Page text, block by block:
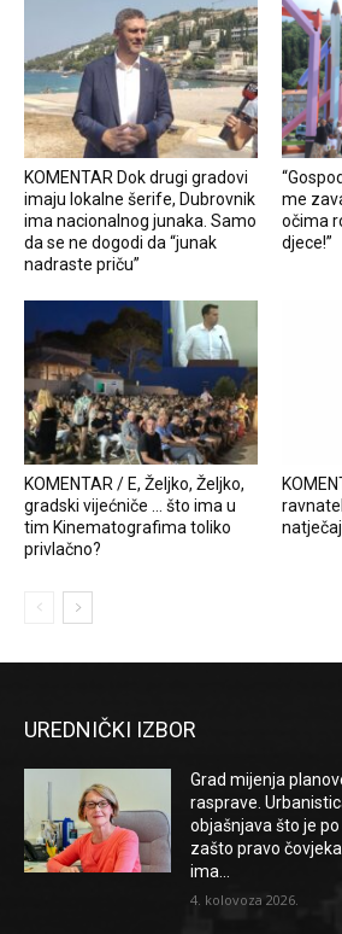
KOMENTAR Dok drugi gradovi
imaju lokalne šerife, Dubrovnik
ima nacionalnog junaka. Samo
da se ne dogodi da “junak
nadraste priču”
me
očima
djece!”
KOMENTAR / E, Željko, Željko,
gradski vijećniče … što ima u
tim Kinematografima toliko
privlačno?
UREDNIČKI IZBOR
Grad mijenja
rasprave.
objašnjava što je
zašto pravo
ima...
4. kolovoza 2026.